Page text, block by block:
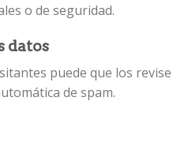
o de seguridad.
datos
puede que los revise
de spam.